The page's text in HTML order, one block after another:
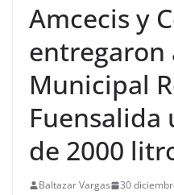
Amcecis y
entregaron
Municipal
Fuensalida
de 2000
Baltazar Vargas 30